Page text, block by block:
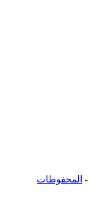
- المحفوظات